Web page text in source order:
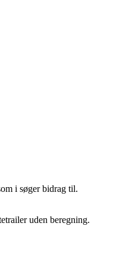
i søger bidrag til.
uden beregning.